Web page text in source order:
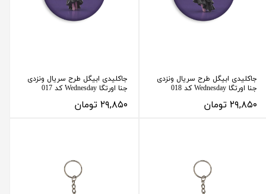
جاکلیدی ابیگل طرح سریال ونزدی
جنا اورتگا Wednesday کد 018
۲۹,۸۵۰ تومان
جاکلیدی ابیگل طرح سریال ونزدی
جنا اورتگا Wednesday کد 017
۲۹,۸۵۰ تومان